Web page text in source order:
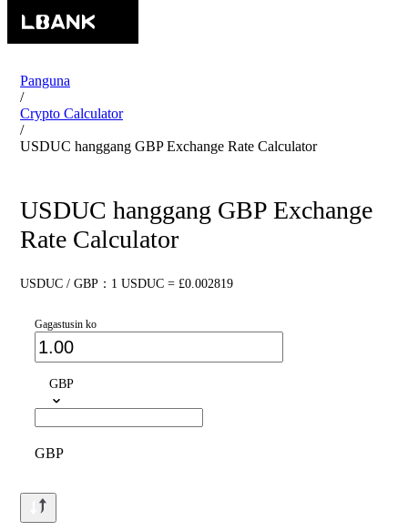
Panguna
/
Crypto Calculator
/
USDUC hanggang GBP Exchange Rate Calculator
USDUC hanggang GBP Exchange
Rate Calculator
USDUC / GBP：1 USDUC = £0.002819
Gagastusin ko
GBP
GBP